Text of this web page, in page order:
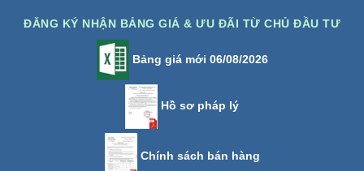
ĐĂNG KÝ NHẬN BẢNG GIÁ & ƯU ĐÃI TỪ CHỦ ĐẦU TƯ
Bảng giá mới 06/08/2026
Hồ sơ pháp lý
Chính sách bán hàng